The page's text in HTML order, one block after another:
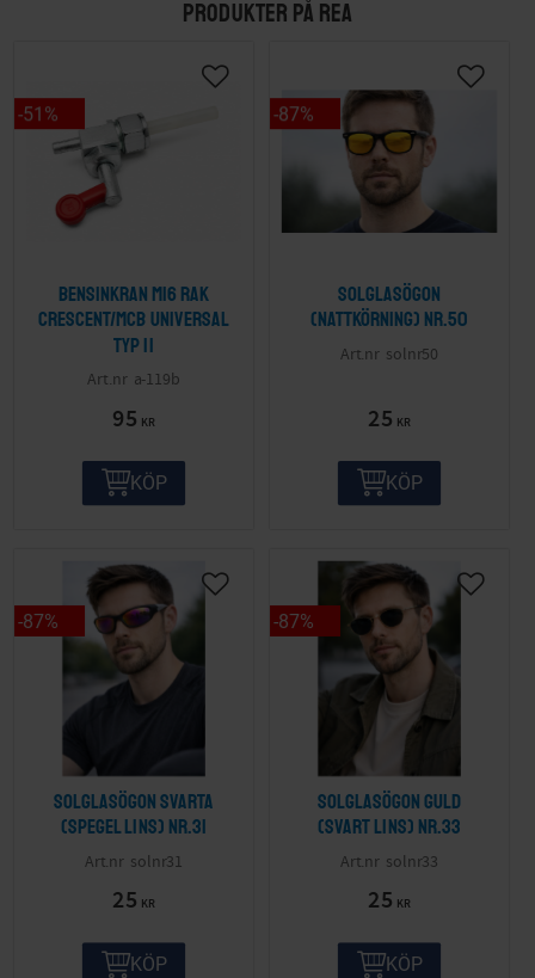
PRODUKTER PÅ REA
Bensinkran M16 Rak
Crescent/MCB Universal
Typ II
a-119b
95 KR
51 %
KÖP
Solglasögon
(nattkörning) nr.50
solnr50
25 KR
87%
KÖP
Solglasögon svarta
(spegel lins) nr.31
solnr31
25 KR
87%
KÖP
Solglasögon guld
(svart lins) nr.33
solnr33
25 KR
87%
KÖP